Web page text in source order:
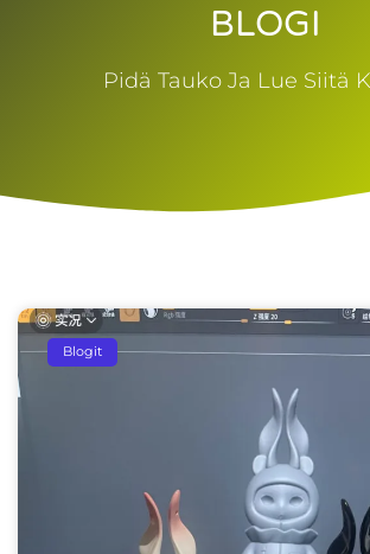
BLOGI
Pidä Tauko Ja Lue Siitä
Blogit